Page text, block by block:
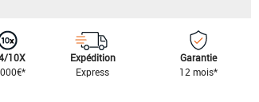
10X
Expédition
Express
Garantie
12 mois*